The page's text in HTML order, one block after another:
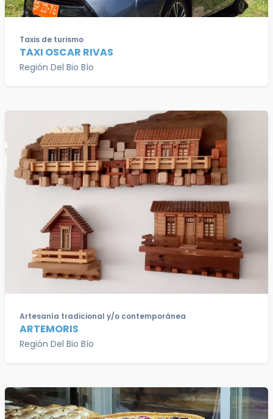
Taxis de turismo
TAXI OSCAR RIVAS
Región Del Bio Bío
Artesanía tradicional y/o contemporánea
ARTEMORIS
Región Del Bio Bío